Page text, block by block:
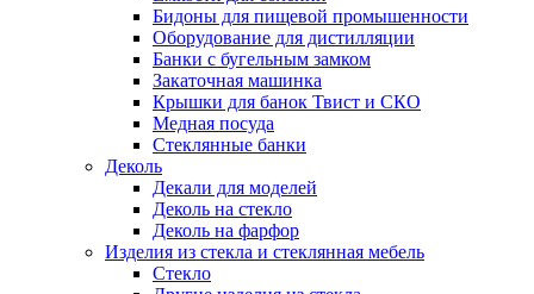
Бидоны для пищевой промышенности
Оборудование для дистилляции
Банки с бугельным замком
Закаточная машинка
Крышки для банок Твист и СКО
Медная посуда
Стеклянные банки
Деколь
Декали для моделей
Деколь на стекло
Деколь на фарфор
Изделия из стекла и стеклянная мебель
Стекло